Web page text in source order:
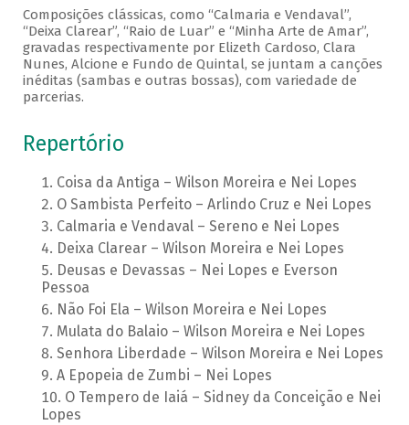
Composições clássicas, como “Calmaria e Vendaval”,
“Deixa Clarear”, “Raio de Luar” e “Minha Arte de Amar”,
gravadas respectivamente por Elizeth Cardoso, Clara
Nunes, Alcione e Fundo de Quintal, se juntam a canções
inéditas (sambas e outras bossas), com variedade de
parcerias.
Repertório
Coisa da Antiga – Wilson Moreira e Nei Lopes
O Sambista Perfeito – Arlindo Cruz e Nei Lopes
Calmaria e Vendaval – Sereno e Nei Lopes
Deixa Clarear – Wilson Moreira e Nei Lopes
Deusas e Devassas – Nei Lopes e Everson
Pessoa
Não Foi Ela – Wilson Moreira e Nei Lopes
Mulata do Balaio – Wilson Moreira e Nei Lopes
Senhora Liberdade – Wilson Moreira e Nei Lopes
A Epopeia de Zumbi – Nei Lopes
O Tempero de Iaiá – Sidney da Conceição e Nei
Lopes